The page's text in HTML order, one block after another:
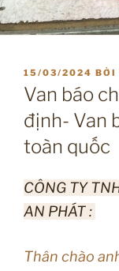
ĐĂNG
TRONG
15/03/2024 BỞI
Van báo
định- Van
toàn quốc
CÔNG TY
AN PHÁT :
Thân chào